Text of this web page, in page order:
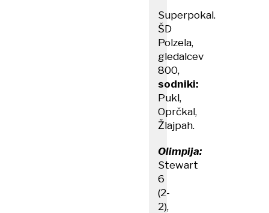
Superpokal.
ŠD
Polzela,
gledalcev
800,
sodniki:
Pukl,
Oprčkal,
Žlajpah.
Olimpija:
Stewart
6
(2-
2),